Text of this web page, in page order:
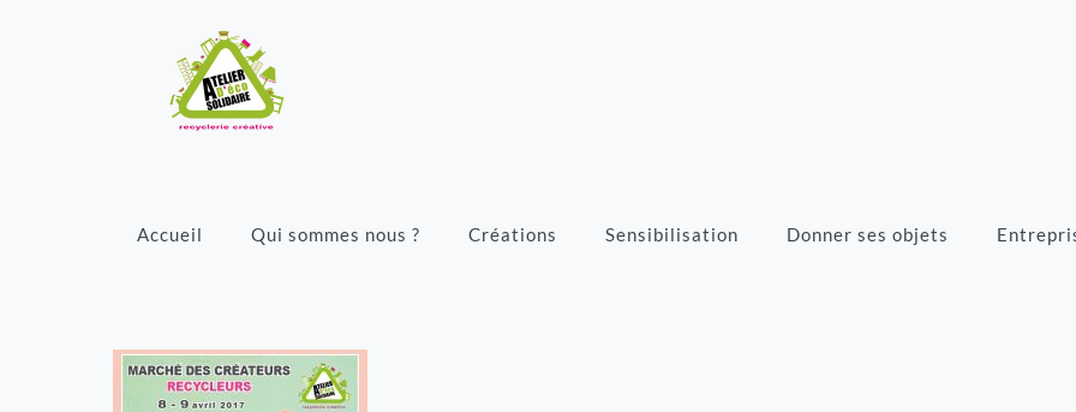
Accueil Qui sommes nous ? Créations Sensibilisation Donner ses objets